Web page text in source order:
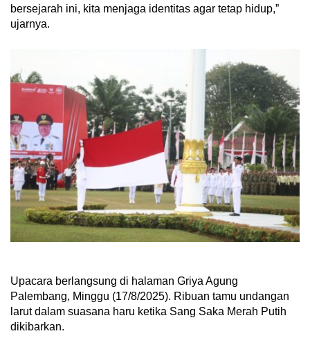
bersejarah ini, kita menjaga identitas agar tetap hidup,”
ujarnya.
Upacara berlangsung di halaman Griya Agung
Palembang, Minggu (17/8/2025). Ribuan tamu undangan
larut dalam suasana haru ketika Sang Saka Merah Putih
dikibarkan.